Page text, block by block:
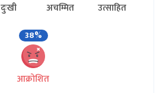
दुःखी अचम्मित
उत्साहित
38%
आक्रोशित